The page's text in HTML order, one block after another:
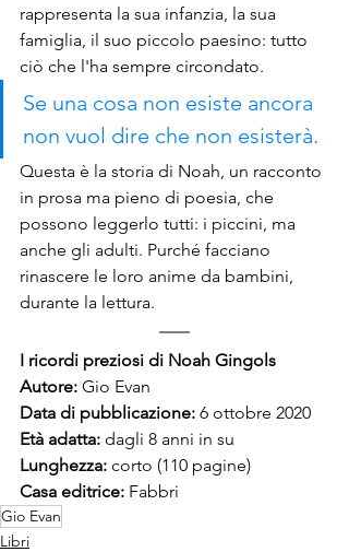
rappresenta la sua infanzia, la sua
famiglia, il suo piccolo paesino: tutto
ciò che l'ha sempre circondato.
Se una cosa non esiste ancora
non vuol dire che non esisterà.
Questa è la storia di Noah, un racconto
in prosa ma pieno di poesia, che
possono leggerlo tutti: i piccini, ma
anche gli adulti. Purché facciano
rinascere le loro anime da bambini,
durante la lettura.
I ricordi preziosi di Noah Gingols
Autore: Gio Evan
Data di pubblicazione: 6 ottobre 2020
Età adatta: dagli 8 anni in su
Lunghezza: corto (110 pagine)
Casa editrice: Fabbri
Gio Evan
Libri